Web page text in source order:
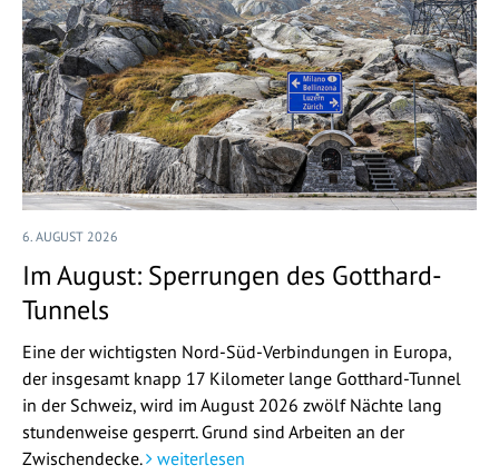
6. AUGUST 2026
Im August: Sperrungen des Gotthard-
Tunnels
Eine der wichtigsten Nord-Süd-Verbindungen in Europa,
der insgesamt knapp 17 Kilometer lange Gotthard-Tunnel
in der Schweiz, wird im August 2026 zwölf Nächte lang
stundenweise gesperrt. Grund sind Arbeiten an der
Zwischendecke.
weiterlesen